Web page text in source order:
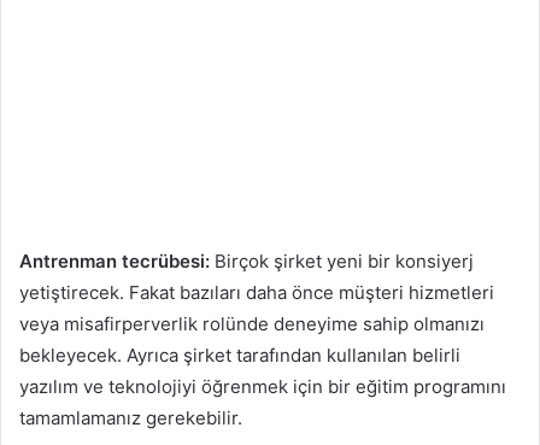
Antrenman tecrübesi: Birçok şirket yeni bir konsiyerj
yetiştirecek. Fakat bazıları daha önce müşteri hizmetleri
veya misafirperverlik rolünde deneyime sahip olmanızı
bekleyecek. Ayrıca şirket tarafından kullanılan belirli
yazılım ve teknolojiyi öğrenmek için bir eğitim programını
tamamlamanız gerekebilir.